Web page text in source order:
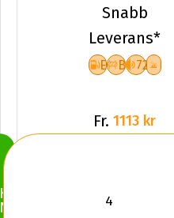
Köp
Nu
Alpine
Snabb
Leverans*
E B 72
Fr. 1113 kr